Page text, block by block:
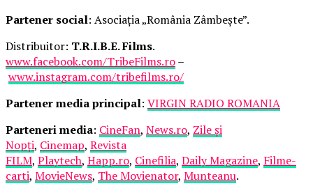
Partener social: Asociația „România Zâmbește”.
Distribuitor: T.R.I.B.E. Films.
www.facebook.com/TribeFilms.ro–
www.instagram.com/tribefilms.ro/
Partener media principal: VIRGIN RADIO ROMANIA
Parteneri media: CineFan, News.ro, Zile și
Nopți, Cinemap, Revista
FILM, Playtech, Happ.ro, Cinefilia, Daily Magazine, Filme-
carti, MovieNews, The Movienator, Munteanu.